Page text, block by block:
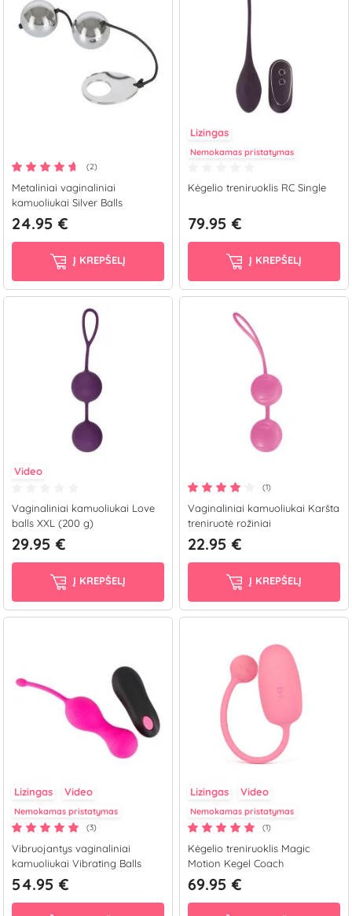
(2)
Metaliniai vaginaliniai
kamuoliukai Silver Balls
24.95 €
Į KREPŠELĮ
Lizingas
Nemokamas pristatymas
Kėgelio treniruoklis RC Single
79.95 €
Į KREPŠELĮ
Video
Vaginaliniai kamuoliukai Love
balls XXL (200 g)
29.95 €
Į KREPŠELĮ
(1)
Vaginaliniai kamuoliukai Karšta
treniruotė rožiniai
22.95 €
Į KREPŠELĮ
Lizingas Video
Nemokamas pristatymas
(3)
Vibruojantys vaginaliniai
kamuoliukai Vibrating Balls
54.95 €
Lizingas Video
Nemokamas pristatymas
(1)
Kėgelio treniruoklis Magic
Motion Kegel Coach
69.95 €